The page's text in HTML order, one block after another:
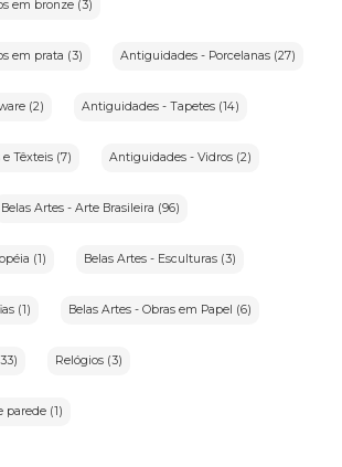
em bronze (3)
em prata (3) Antiguidades - Porcelanas (27)
(2) Antiguidades - Tapetes (14)
Têxteis (7) Antiguidades - Vidros (2)
Belas Artes - Arte Brasileira (96)
(1) Belas Artes - Esculturas (3)
(1) Belas Artes - Obras em Papel (6)
Relógios (3)
parede (1)